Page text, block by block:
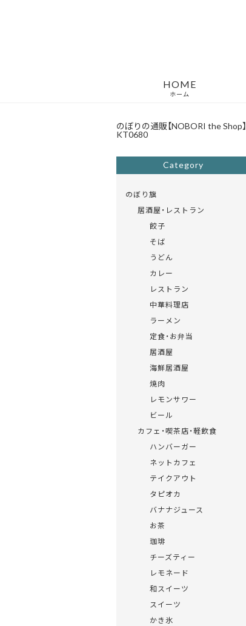
HOME
ホーム
のぼりの通販【NOBORI the Shop】
KT0680
Category
のぼり旗
居酒屋・レストラン
餃子
そば
うどん
カレー
レストラン
中華料理店
ラーメン
定食・お弁当
居酒屋
海鮮居酒屋
焼肉
レモンサワー
ビール
カフェ・喫茶店・軽飲食
ハンバーガー
ネットカフェ
テイクアウト
タピオカ
バナナジュース
お茶
珈琲
チーズティー
レモネード
和スイーツ
スイーツ
かき氷